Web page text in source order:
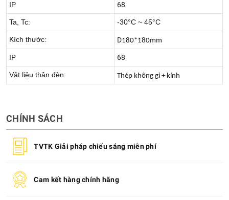
IP 68
Ta, Tc: -30°C ~ 45°C
Kích thước: D180*180mm
IP 68
Vật liệu thân đèn: Thép không gỉ + kính
CHÍNH SÁCH
TVTK Giải pháp chiếu sáng miễn phí
Cam kết hàng chính hãng